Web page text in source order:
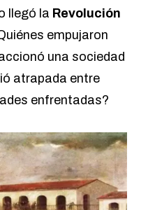
llegó la Revolución
empujaron
una sociedad
atrapada entre
enfrentadas?